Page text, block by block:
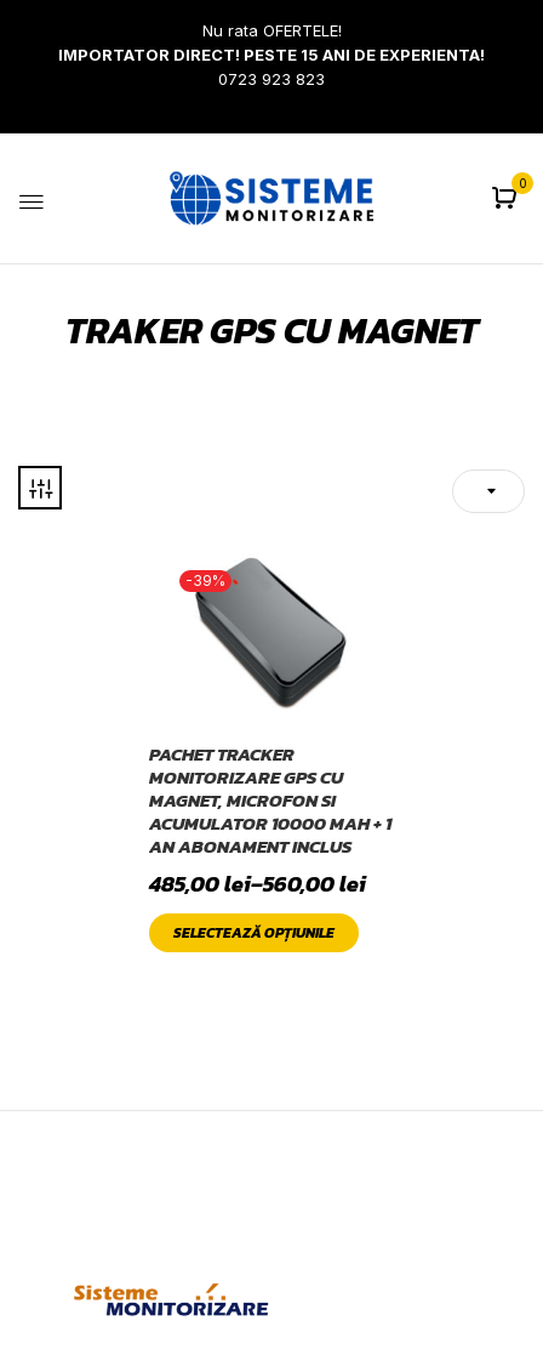
Nu rata OFERTELE!
IMPORTATOR DIRECT! PESTE 15 ANI DE EXPERIENTA!
0723 923 823
0
TRAKER GPS CU MAGNET
-39%
PACHET TRACKER
MONITORIZARE GPS CU
MAGNET, MICROFON SI
ACUMULATOR 10000 MAH + 1
AN ABONAMENT INCLUS
485,00lei–560,00lei
SELECTEAZĂ OPȚIUNILE